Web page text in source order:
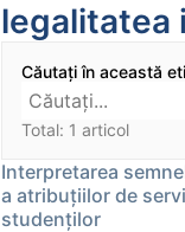
legalitatea
Căutați în această
Total: 1 articol
Interpretarea
a atribuţiilor de
studenţilor